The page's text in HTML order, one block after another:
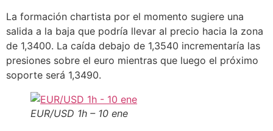
La formación chartista por el momento sugiere una
salida a la baja que podría llevar al precio hacia la zona
de 1,3400. La caída debajo de 1,3540 incrementaría las
presiones sobre el euro mientras que luego el próximo
soporte será 1,3490.
EUR/USD 1h – 10 ene